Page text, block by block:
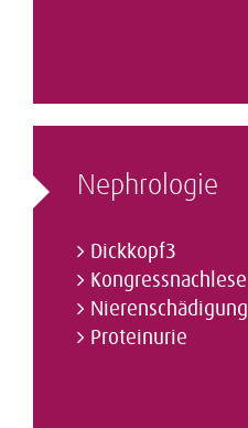
Nephrologie
Dickkopf3
Kongressnachlese
Nierenschädigung
Proteinurie